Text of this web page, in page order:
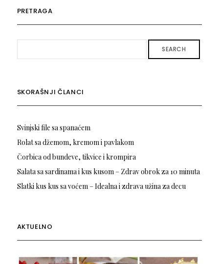
PRETRAGA
SEARCH
SKORAŠNJI ČLANCI
Svinjski file sa spanaćem
Rolat sa džemom, kremom i pavlakom
Čorbica od bundeve, tikvice i krompira
Salata sa sardinama i kus kusom – Zdrav obrok za 10 minuta
Slatki kus kus sa voćem – Idealna i zdrava užina za decu
AKTUELNO